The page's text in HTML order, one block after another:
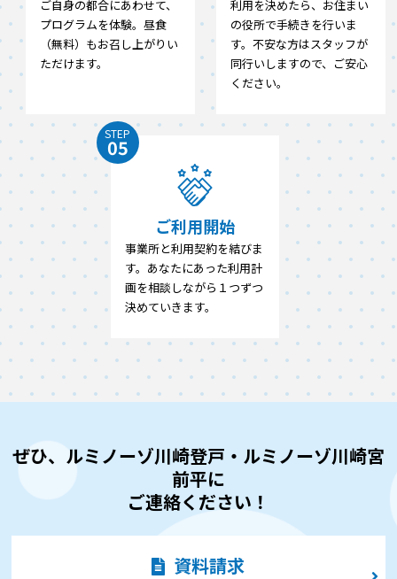
ご自身の都合にあわせて、
プログラムを体験。昼食
（無料）もお召し上がりい
ただけます。
利用を決めたら、お住まい
の役所で手続きを行いま
す。不安な方はスタッフが
同行いしますので、ご安心
ください。
STEP
05
ご利用開始
事業所と利用契約を結びま
す。あなたにあった利用計
画を相談しながら１つずつ
決めていきます。
ぜひ、ルミノーゾ川崎登戸・ルミノーゾ川崎宮
前平に
ご連絡ください！
資料請求